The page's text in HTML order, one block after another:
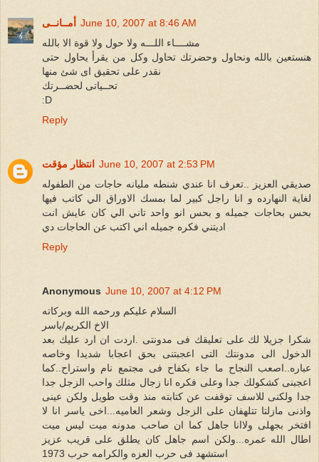
أمــانــى
June 10, 2007 at 8:46 AM
مشــــاء اللـــه ولا حول ولا قوة الا بالله
هنستعين بالله ونحاول وحضرتك تحاول وكل من يقرأ يحاول حتى
نقدر على تحقيق اى شئ منها
تحــياتى لحضــرتك
:D
Reply
انتظار مؤقت
June 10, 2007 at 2:53 PM
صديقي العزيز ..تعرف انا عندي شنطه مليانه حاجات من الطفوله
لغاية النهارده و انا راجل كبير لما بمسك الاوراق الي كاتب فيها
بحس بحاجات جميله و بحس انو واحد تاني الي كان عايش انت
اديتني فكره جميله اني اكتب عن الحاجات دي
Reply
Anonymous June 10, 2007 at 4:12 PM
السلام عليكم ورحمه الله وبركاته
الاخ الكريم/ياسر
شكرا جزيلا لك على تعليقك فى مدونتى .اردت ان ارد عليك بعد
الدخول الى مدونتك التى اعجبتنى بحق اعجابا شديدا وخاصه
عباره..اصعب النجاح ما جاء بكفاح فى مجتمع نام واستراح..كما
اعجبنى كشكولك جدا وعلى فكره انا زجال مثلك واحب الزجل جدا
جدا ولكنى للاسف توقفت عن كتابته منذ وقت طويل ولكن عينى
واذنى مازلتا تتلهفان على الزجل وشعر العاميه...اخى ياسر انا لا
افتخر بجهلى ولاانا جاهل كما ان صاحب مدونه ميت ليس ميت
اطال الله عمره...ولكن اسم جاهل كان يطلق على قريب عزيز
استشهد فى حرب العزه والكرامه حرب 1973